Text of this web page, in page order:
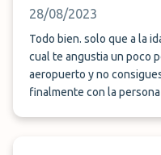
28/08/2023
Todo bien. solo que a la
cual te angustia un poco
aeropuerto y no
finalmente con la